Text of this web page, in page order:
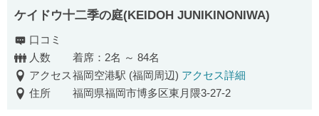
ケイドウ十二季の庭(KEIDOH JUNIKINONIWA)
口コミ
人数
着席：2名 ～ 84名
アクセス福岡空港駅 (福岡周辺) アクセス詳細
住所
福岡県福岡市博多区東月隈3-27-2